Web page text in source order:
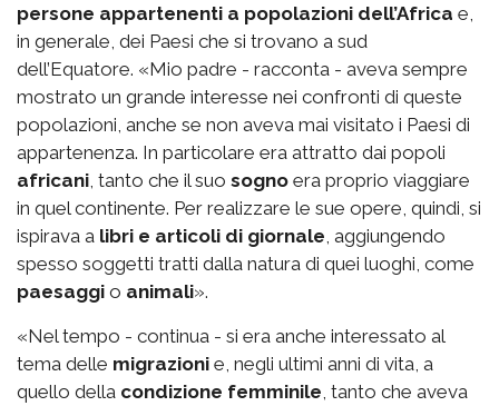
persone appartenenti a popolazioni dell’Africa e,
in generale, dei Paesi che si trovano a sud
dell’Equatore. «Mio padre - racconta - aveva sempre
mostrato un grande interesse nei confronti di queste
popolazioni, anche se non aveva mai visitato i Paesi di
appartenenza. In particolare era attratto dai popoli
africani , tanto che il suo sogno era proprio viaggiare
in quel continente. Per realizzare le sue opere, quindi, si
ispirava a libri e articoli di giornale , aggiungendo
spesso soggetti tratti dalla natura di quei luoghi, come
paesaggi o animali».
«Nel tempo - continua - si era anche interessato al
tema delle migrazioni e, negli ultimi anni di vita, a
quello della condizione femminile , tanto che aveva